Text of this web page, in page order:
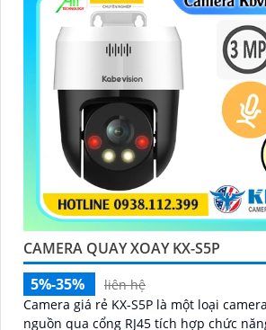
CAMERA QUAY XOAY KX-S5P
5%-35%
liên hệ
Camera giá rẻ KX-S5P là một loại
nguồn qua cổng RJ45 tích hợp chức